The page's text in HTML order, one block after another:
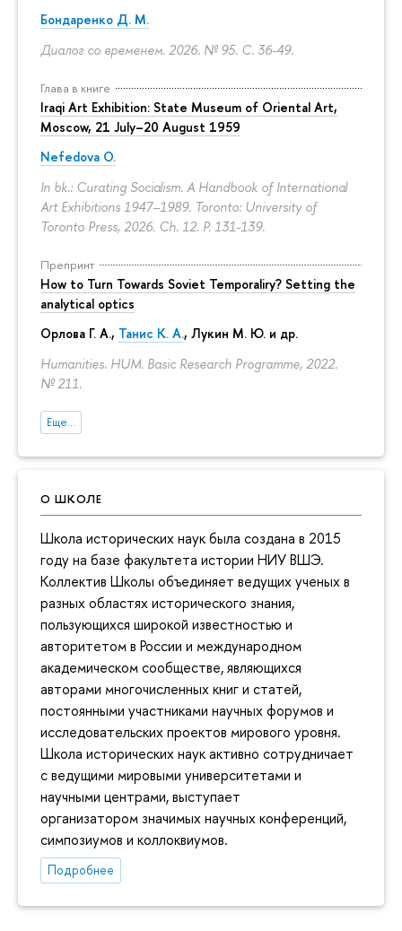
Бондаренко Д. М.
Диалог со временем. 2026. № 95. С. 36-49.
Глава в книге
Iraqi Art Exhibition: State Museum of Oriental Art,
Moscow, 21 July–20 August 1959
Nefedova O.
In bk.: Curating Socialism. A Handbook of International
Art Exhibitions 1947–1989. Toronto: University of
Toronto Press, 2026. Ch. 12. P. 131-139.
Препринт
How to Turn Towards Soviet Temporaliry? Setting the
analytical optics
Орлова Г. А., Танис К. А., Лукин М. Ю. и др.
Humanities. HUM. Basic Research Programme, 2022.
№ 211.
Еще...
О ШКОЛЕ
Школа исторических наук была создана в 2015
году на базе факультета истории НИУ ВШЭ.
Коллектив Школы объединяет ведущих ученых в
разных областях исторического знания,
пользующихся широкой известностью и
авторитетом в России и международном
академическом сообществе, являющихся
авторами многочисленных книг и статей,
постоянными участниками научных форумов и
исследовательских проектов мирового уровня.
Школа исторических наук активно сотрудничает
с ведущими мировыми университетами и
научными центрами, выступает
организатором значимых научных конференций,
симпозиумов и коллоквиумов.
Подробнее